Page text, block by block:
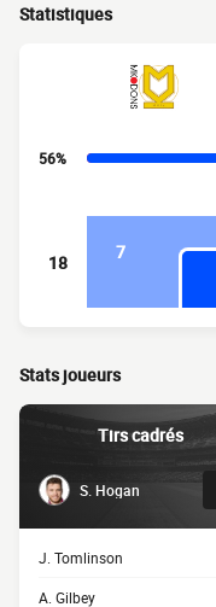
Statistiques
56%
18 7
Stats joueurs
Tirs cadrés
S. Hogan
J. Tomlinson
A. Gilbey